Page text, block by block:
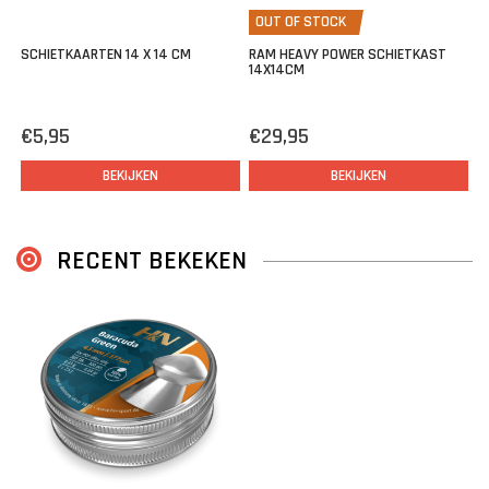
SCHIETKAARTEN 14 X 14 CM
€5,95
BEKIJKEN
OUT OF STOCK
RAM HEAVY POWER SCHIETKAST
14X14CM
€29,95
BEKIJKEN
RECENT BEKEKEN